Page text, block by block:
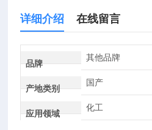
详细介绍 在线留言
品牌
其他品牌
产地类别
国产
应用领域
化工